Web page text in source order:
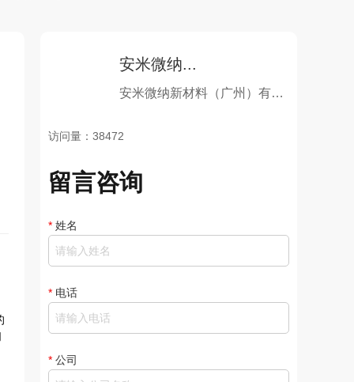
安米微纳...
安米微纳新材料（广州）有限公司
访问量：38472
留言咨询
* 姓名
* 电话
* 公司